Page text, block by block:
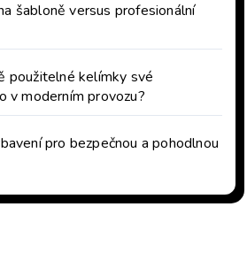
šabloně versus profesionální
použitelné kelímky své
v moderním provozu?
pro bezpečnou a pohodlnou